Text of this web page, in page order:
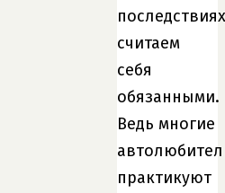
последствиях
считаем
себя
обязанными.
Ведь многие
практикуют